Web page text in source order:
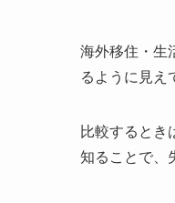
海外移住・生
るように見え
比較するとき
知ることで、